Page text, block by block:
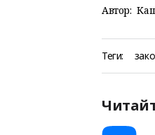
Автор:
Теги: